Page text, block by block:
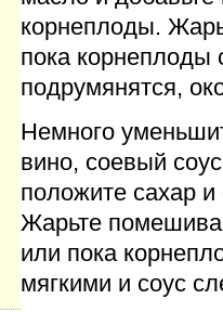
корнеплоды.
пока корнеплоды
подрумянятся,
Немного
вино, соевый
положите сахар
Жарьте
или пока
мягкими и соус